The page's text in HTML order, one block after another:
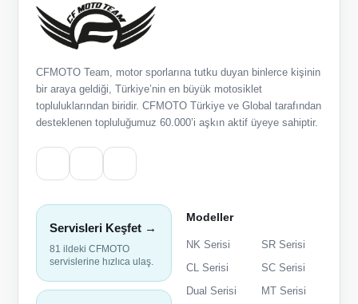
CFMOTO Team, motor sporlarına tutku duyan binlerce kişinin
bir araya geldiği, Türkiye’nin en büyük motosiklet
topluluklarından biridir. CFMOTO Türkiye ve Global tarafından
desteklenen topluluğumuz 60.000’i aşkın aktif üyeye sahiptir.
Servisleri Keşfet →
81 ildeki CFMOTO
servislerine hızlıca ulaş.
Modeller
NK Serisi
SR Serisi
CL Serisi
SC Serisi
Dual Serisi
MT Serisi